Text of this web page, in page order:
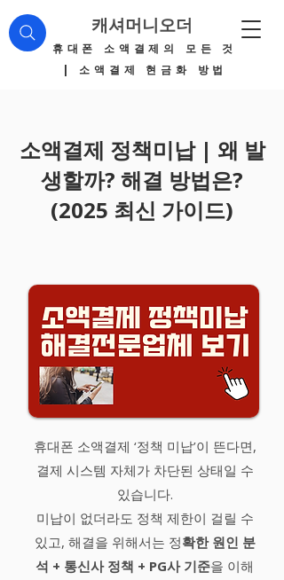
캐셔머니오더
​휴대폰 소액결제의 모든 것
| 소액결제 현금화 방법
소액결제 정책미납 | 왜 발
생할까? 해결 방법은?
(2025 최신 가이드)
휴대폰 소액결제 ‘정책 미납’이 뜬다면,
결제 시스템 자체가 차단된 상태일 수
있습니다.
미납이 없더라도 정책 제한이 걸릴 수
있고, 해결을 위해서는 정확한 원인 분
석 + 통신사 정책 + PG사 기준을 이해